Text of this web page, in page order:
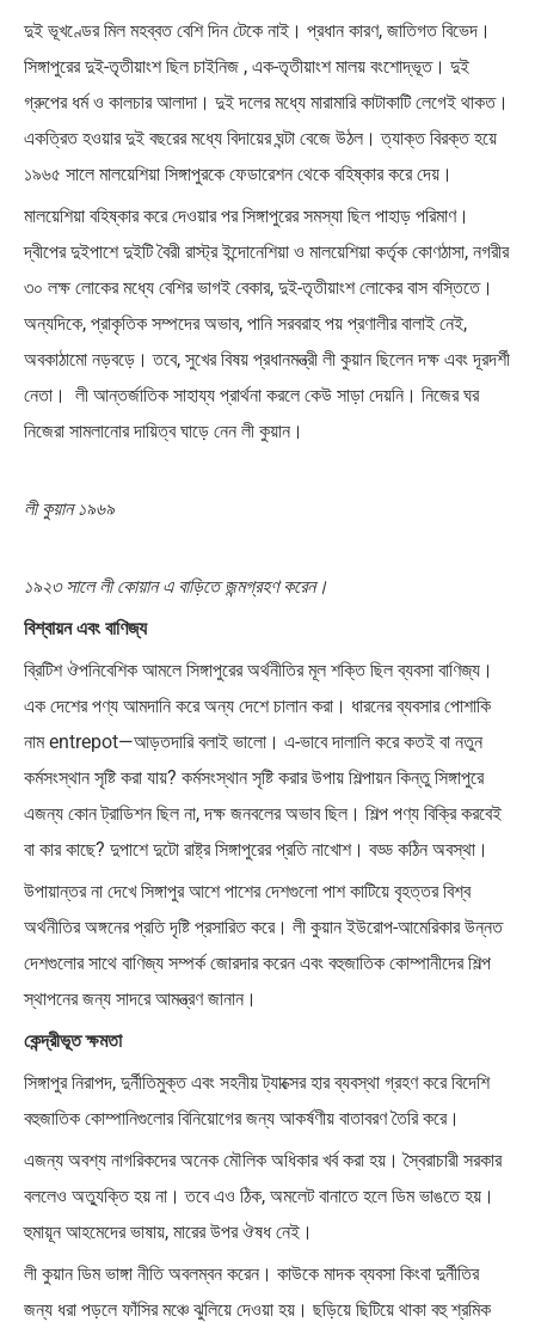
দুই ভূখণ্ডের মিল মহব্বত বেশি দিন টেকে নাই। প্রধান কারণ, জাতিগত বিভেদ।
সিঙ্গাপুরের দুই-তৃতীয়াংশ ছিল চাইনিজ , এক-তৃতীয়াংশ মালয় বংশোদ্ভূত। দুই
গ্রুপের ধর্ম ও কালচার আলাদা। দুই দলের মধ্যে মারামারি কাটাকাটি লেগেই থাকত।
একত্রিত হওয়ার দুই বছরের মধ্যে বিদায়ের ঘন্টা বেজে উঠল। ত্যাক্ত বিরক্ত হয়ে
১৯৬৫ সালে মালয়েশিয়া সিঙ্গাপুরকে ফেডারেশন থেকে বহিষ্কার করে দেয়।
মালয়েশিয়া বহিষ্কার করে দেওয়ার পর সিঙ্গাপুরের সমস্যা ছিল পাহাড় পরিমাণ।
দ্বীপের দুইপাশে দুইটি বৈরী রাস্ট্র ইন্দোনেশিয়া ও মালয়েশিয়া কর্তৃক কোণঠাসা, নগরীর
৩০ লক্ষ লোকের মধ্যে বেশির ভাগই বেকার, দুই-তৃতীয়াংশ লোকের বাস বস্তিতে।
অন্যদিকে, প্রাকৃতিক সম্পদের অভাব, পানি সরবরাহ পয় প্রণালীর বালাই নেই,
অবকাঠামো নড়বড়ে। তবে, সুখের বিষয় প্রধানমন্ত্রী লী কুয়ান ছিলেন দক্ষ এবং দূরদর্শী
নেতা। ‌ লী আন্তর্জাতিক সাহায্য প্রার্থনা করলে কেউ সাড়া দেয়নি। নিজের ঘর
নিজেরা সামলানোর দায়িত্ব ঘাড়ে নেন লী কুয়ান।
লী কুয়ান ১৯৬৯
১৯২৩ সালে লী কোয়ান এ বাড়িতে জন্মগ্রহণ করেন।
বিশ্বায়ন এবং বাণিজ্য
ব্রিটিশ ঔপনিবেশিক আমলে সিঙ্গাপুরের অর্থনীতির মূল শক্তি ছিল ব্যবসা বাণিজ্য।
এক দেশের পণ্য আমদানি করে অন্য দেশে চালান করা। ধারনের ব্যবসার পোশাকি
নাম entrepot—আড়তদারি বলাই ভালো। এ-ভাবে দালালি করে কতই বা নতুন
কর্মসংস্থান সৃষ্টি করা যায়? কর্মসংস্থান সৃষ্টি করার উপায় শিল্পায়ন কিন্তু সিঙ্গাপুরে
এজন্য কোন ট্রাডিশন ছিল না, দক্ষ জনবলের অভাব ছিল। শিল্প পণ্য বিক্রি করবেই
বা কার কাছে? দুপাশে দুটো রাষ্ট্র সিঙ্গাপুরের প্রতি নাখোশ। বড্ড কঠিন অবস্থা।
উপায়ান্তর না দেখে সিঙ্গাপুর আশে পাশের দেশগুলো পাশ কাটিয়ে বৃহত্তর বিশ্ব
অর্থনীতির অঙ্গনের প্রতি দৃষ্টি প্রসারিত করে। লী কুয়ান ইউরোপ-আমেরিকার উন্নত
দেশগুলোর সাথে বাণিজ্য সম্পর্ক জোরদার করেন এবং বহুজাতিক কোম্পানীদের শিল্প
স্থাপনের জন্য সাদরে আমন্ত্রণ জানান।
কেন্দ্রীভূত ক্ষমতা
সিঙ্গাপুর নিরাপদ, দুর্নীতিমুক্ত এবং সহনীয় ট্যাক্সের হার ব্যবস্থা গ্রহণ করে বিদেশি
বহুজাতিক কোম্পানিগুলোর বিনিয়োগের জন্য আকর্ষণীয় বাতাবরণ তৈরি করে।
এজন্য অবশ্য নাগরিকদের অনেক মৌলিক অধিকার খর্ব করা হয়। স্বৈরাচারী সরকার
বললেও অত্যুক্তি হয় না। তবে এও ঠিক, অমলেট বানাতে হলে ডিম ভাঙতে হয়।
হুমায়ূন আহমেদের ভাষায়, মারের উপর ঔষধ নেই।
লী কুয়ান ডিম ভাঙ্গা নীতি অবলম্বন করেন। কাউকে মাদক ব্যবসা কিংবা দুর্নীতির
জন্য ধরা পড়লে ফাঁসির মঞ্চে ঝুলিয়ে দেওয়া হয়। ছড়িয়ে ছিটিয়ে থাকা বহু শ্রমিক